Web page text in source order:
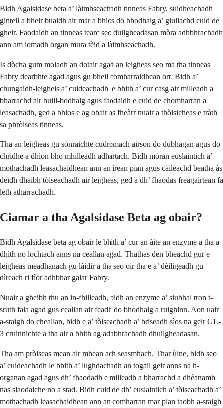
Bidh Agalsidase beta a’ làimhseachadh tinneas Fabry, suidheachadh
ginteil a bheir buaidh air mar a bhios do bhodhaig a’ giullachd cuid de
gheir. Faodaidh an tinneas tearc seo duilgheadasan mòra adhbhrachadh
ann am iomadh organ mura tèid a làimhseachadh.
Is dòcha gum moladh an dotair agad an leigheas seo ma tha tinneas
Fabry dearbhte agad agus gu bheil comharraidhean ort. Bidh a’
chungaidh-leigheis a’ cuideachadh le bhith a’ cur casg air milleadh a
bharrachd air buill-bodhaig agus faodaidh e cuid de chomharran a
leasachadh, ged a bhios e ag obair as fheàrr nuair a thòisicheas e tràth
sa phròiseas tinneas.
Tha an leigheas gu sònraichte cudromach airson do dubhagan agus do
chridhe a dhìon bho mhilleadh adhartach. Bidh mòran euslaintich a’
mothachadh leasachaidhean ann an ìrean pian agus càileachd beatha às
deidh dhaibh tòiseachadh air leigheas, ged a dh’ fhaodas freagairtean fa
leth atharrachadh.
Ciamar a tha Agalsidase Beta ag obair?
Bidh Agalsidase beta ag obair le bhith a’ cur an àite an enzyme a tha a
dhìth no lochtach anns na ceallan agad. Thathas den bheachd gur e
leigheas meadhanach gu làidir a tha seo oir tha e a’ dèiligeadh gu
dìreach ri fìor adhbhar galar Fabry.
Nuair a gheibh thu an in-fhilleadh, bidh an enzyme a’ siubhal tron t-
sruth fala agad gus ceallan air feadh do bhodhaig a ruighinn. Aon uair
a-staigh do cheallan, bidh e a’ tòiseachadh a’ briseadh sìos na geir GL-
3 cruinnichte a tha air a bhith ag adhbhrachadh dhuilgheadasan.
Tha am pròiseas mean air mhean ach seasmhach. Thar ùine, bidh seo
a’ cuideachadh le bhith a’ lughdachadh an togail geir anns na h-
organan agad agus dh’ fhaodadh e milleadh a bharrachd a dhèanamh
nas slaodaiche no a stad. Bidh cuid de dh’ euslaintich a’ tòiseachadh a’
mothachadh leasachaidhean ann an comharran mar pian taobh a-staigh